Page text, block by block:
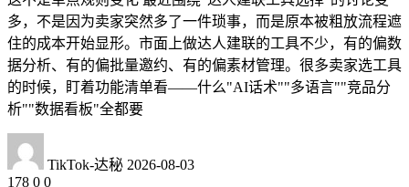
多，不是因为卖家突然多了一件琐事，而是原本被粗放流程遮
住的成本开始显形。市面上做达人建联的工具不少，有的偏数
据分析、有的偏批量邀约、有的偏素材管理。很多卖家选工具
的时候，盯着功能清单看——什么"AI话术""多语言""竞品分
析""数据看板"全都要
TikTok-达秘 2026-08-03
178 0 0